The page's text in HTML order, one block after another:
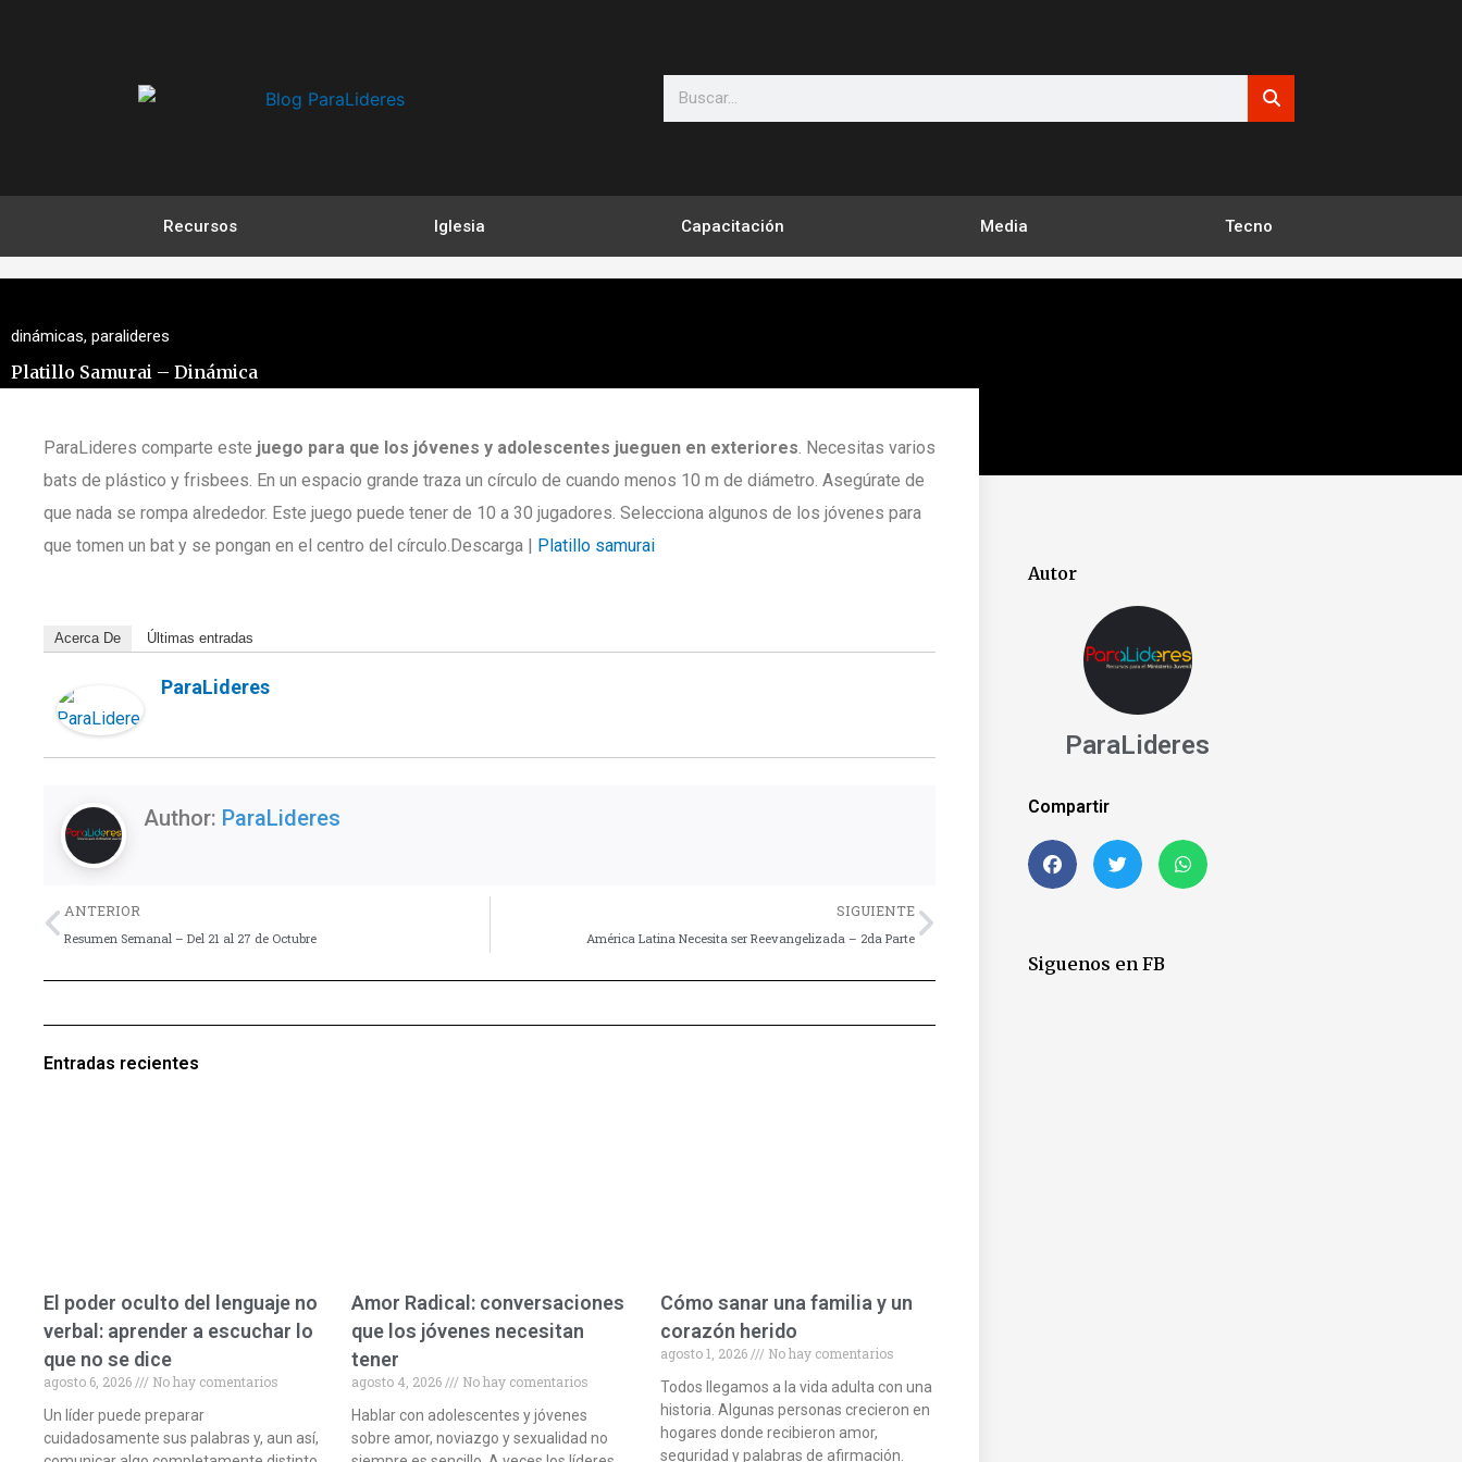
Search
Recursos Iglesia Capacitación Media Tecno
dinámicas, paralideres
Platillo Samurai – Dinámica
ParaLideres comparte este juego para que los jóvenes y adolescentes jueguen en exteriores. Necesitas varios
bats de plástico y frisbees. En un espacio grande traza un círculo de cuando menos 10 m de diámetro. Asegúrate de
que nada se rompa alrededor. Este juego puede tener de 10 a 30 jugadores. Selecciona algunos de los jóvenes para
que tomen un bat y se pongan en el centro del círculo.Descarga | Platillo samurai
Acerca De Últimas entradas
ParaLideres
Author: ParaLideres
Previo
ANTERIOR
Resumen Semanal – Del 21 al 27 de Octubre
SIGUIENTE
América Latina Necesita ser Reevangelizada – 2da Parte
Next
Entradas recientes
El poder oculto del lenguaje no
verbal: aprender a escuchar lo
que no se dice
agosto 6, 2026
No hay comentarios
Un líder puede preparar
cuidadosamente sus palabras y, aun así,
Amor Radical: conversaciones
que los jóvenes necesitan
tener
agosto 4, 2026
No hay comentarios
Hablar con adolescentes y jóvenes
sobre amor, noviazgo y sexualidad no
Cómo sanar una familia y un
corazón herido
agosto 1, 2026
No hay comentarios
Todos llegamos a la vida adulta con una
historia. Algunas personas crecieron en
hogares donde recibieron amor,
seguridad y palabras de afirmación.
Autor
ParaLideres
Compartir
Siguenos en FB